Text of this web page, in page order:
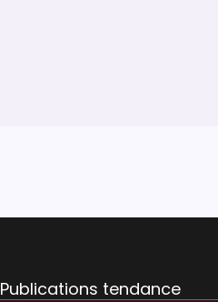
Publications tendance